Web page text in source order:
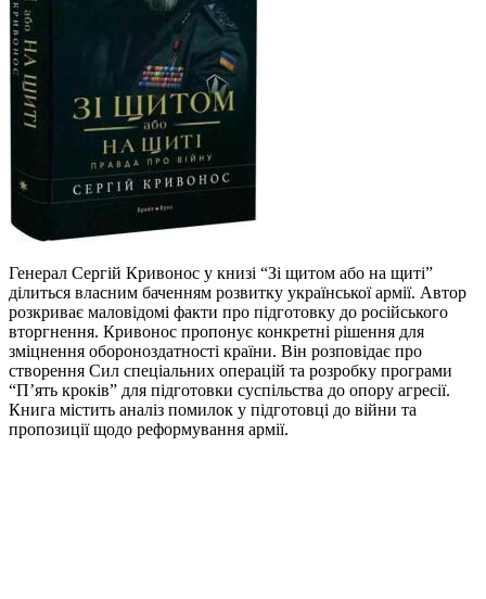
Генерал Сергій Кривонос у книзі “Зі щитом або на щиті”
ділиться власним баченням розвитку української армії. Автор
розкриває маловідомі факти про підготовку до російського
вторгнення. Кривонос пропонує конкретні рішення для
зміцнення обороноздатності країни. Він розповідає про
створення Сил спеціальних операцій та розробку програми
“П’ять кроків” для підготовки суспільства до опору агресії.
Книга містить аналіз помилок у підготовці до війни та
пропозиції щодо реформування армії.